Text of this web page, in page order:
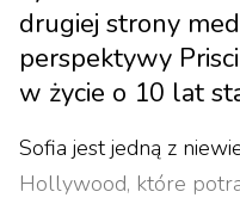
drugiej strony
perspektywy
w życie o 10 lat
Sofia jest jedną z
Hollywood, które